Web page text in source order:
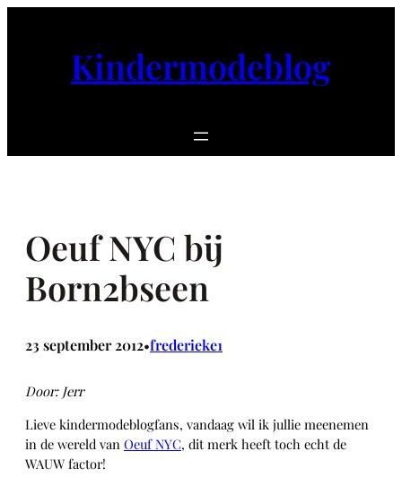
Kindermodeblog
Oeuf NYC bij
Born2bseen
23 september 2012•frederieke1
Door: Jerr
Lieve kindermodeblogfans, vandaag wil ik jullie meenemen
in de wereld van Oeuf NYC, dit merk heeft toch echt de
WAUW factor!